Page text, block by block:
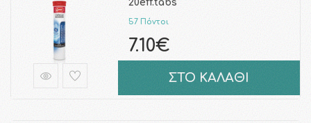
20eff.tabs
57 Πόντοι
7.10€
ΣΤΟ ΚΑΛΑΘΙ